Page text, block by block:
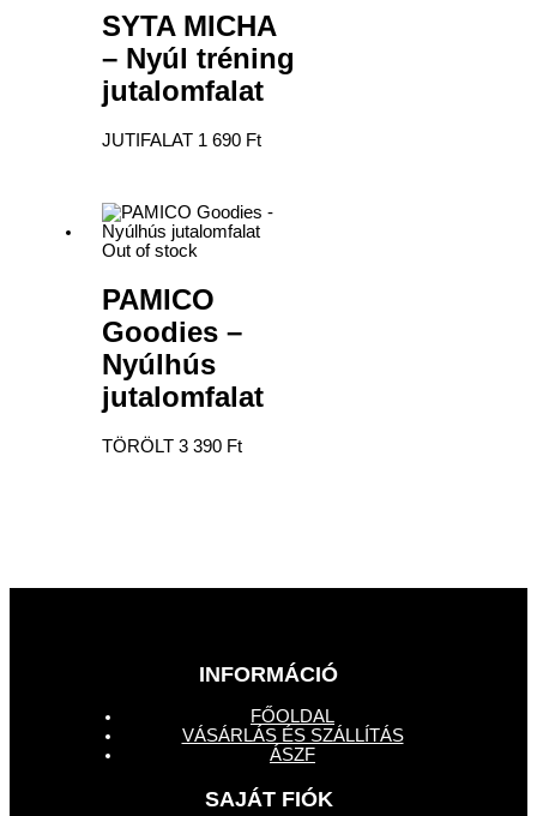
SYTA MICHA
– Nyúl tréning
jutalomfalat
JUTIFALAT 1 690 Ft
Out of stock
PAMICO
Goodies –
Nyúlhús
jutalomfalat
TÖRÖLT3 390 Ft
INFORMÁCIÓ
FŐOLDAL
VÁSÁRLÁS ÉS SZÁLLÍTÁS
ÁSZF
SAJÁT FIÓK